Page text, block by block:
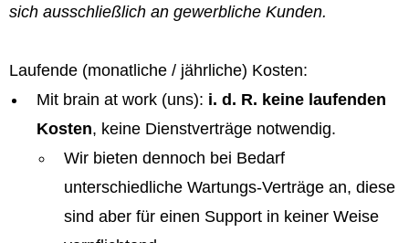
sich ausschließlich an gewerbliche Kunden.
Laufende (monatliche / jährliche) Kosten:
Mit brain at work (uns): i. d. R. keine laufenden
Kosten, keine Dienstverträge notwendig.
Wir bieten dennoch bei Bedarf
unterschiedliche Wartungs-Verträge an, diese
sind aber für einen Support in keiner Weise